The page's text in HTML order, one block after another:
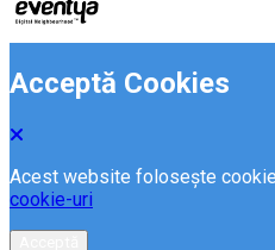
Acceptă Cookies
Acest website folosește
cookie-uri